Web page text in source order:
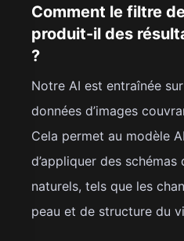
Comment le filtre
produit-il des
?
Notre AI est entraînée
données d’images
Cela permet au modèle
d’appliquer des schémas
naturels, tels que les
peau et de structure du